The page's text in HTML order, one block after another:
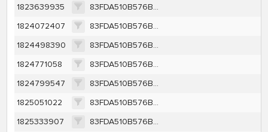
1823639935
83FDA510B576BD7E1E10EE58897976CC3EAE1AFFC0A20F63FD18C910B5F7C002
1824072407
83FDA510B576BD7E1E10EE58897976CC3EAE1AFFC0A20F63FD18C910B5F7C002
1824498390
83FDA510B576BD7E1E10EE58897976CC3EAE1AFFC0A20F63FD18C910B5F7C002
1824771058
83FDA510B576BD7E1E10EE58897976CC3EAE1AFFC0A20F63FD18C910B5F7C002
1824799547
83FDA510B576BD7E1E10EE58897976CC3EAE1AFFC0A20F63FD18C910B5F7C002
1825051022
83FDA510B576BD7E1E10EE58897976CC3EAE1AFFC0A20F63FD18C910B5F7C002
1825333907
83FDA510B576BD7E1E10EE58897976CC3EAE1AFFC0A20F63FD18C910B5F7C002